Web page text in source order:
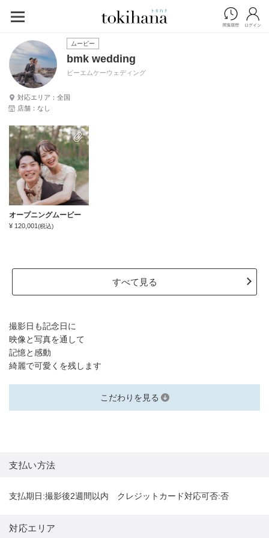
ムービー
bmk wedding
ビーエムケーウェディング
対応エリア：全国
店舗：なし
オープニングムービー
¥ 120,001(税込)
すべて見る
撮影日も記念日に
映像と写真を通して
記憶と感動
綺麗で可愛くを残します
こだわりを見る
支払い方法
支払期日:撮影後2週間以内 クレジットカード対応可否:否
対応エリア